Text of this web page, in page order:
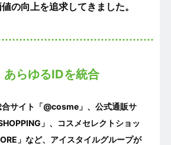
の向上を追求してきました。
あらゆるIDを統合
合サイト「@cosme」、公式通販サ
」、コスメセレクトショッ
」など、アイスタイルグループが